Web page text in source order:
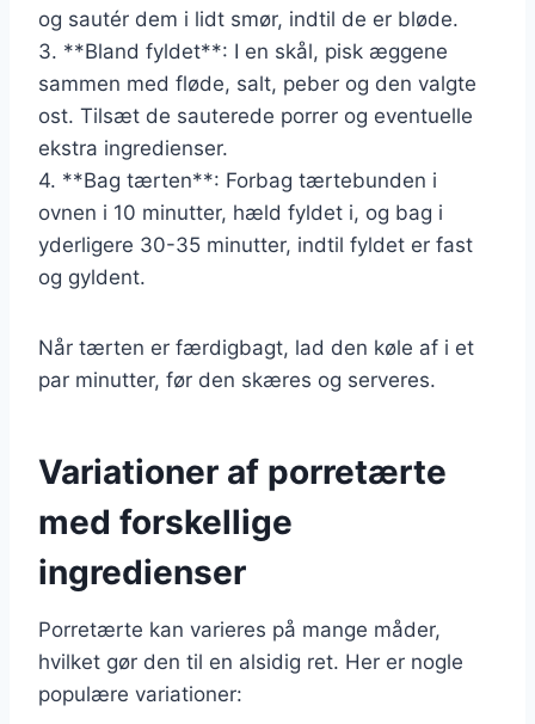
og sautér dem i lidt smør, indtil de er bløde.
3. **Bland fyldet**: I en skål, pisk æggene
sammen med fløde, salt, peber og den valgte
ost. Tilsæt de sauterede porrer og eventuelle
ekstra ingredienser.
4. **Bag tærten**: Forbag tærtebunden i
ovnen i 10 minutter, hæld fyldet i, og bag i
yderligere 30-35 minutter, indtil fyldet er fast
og gyldent.
Når tærten er færdigbagt, lad den køle af i et
par minutter, før den skæres og serveres.
Variationer af porretærte
med forskellige
ingredienser
Porretærte kan varieres på mange måder,
hvilket gør den til en alsidig ret. Her er nogle
populære variationer: